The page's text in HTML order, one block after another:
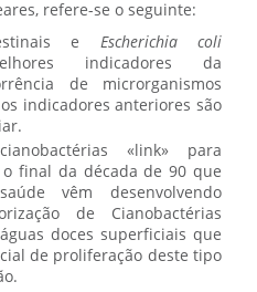
refere-se o seguinte:
e Escherichia coli
indicadores da
de microrganismos
indicadores anteriores são
«link» para
o final da década de 90 que
vêm desenvolvendo
de Cianobactérias
doces superficiais que
de proliferação deste tipo